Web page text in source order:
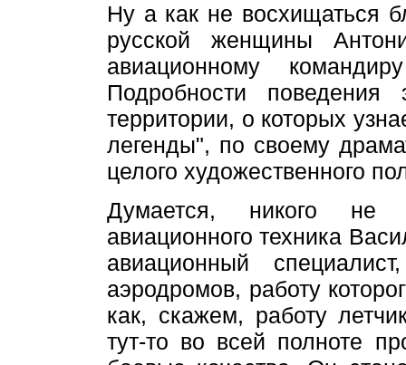
Ну а как не восхищаться
русской женщины
авиационному
Подробности
территории, о которых
легенды", по своему
целого художественного
Думается, никого не
авиационного техника
авиационный
аэродромов, работу
как, скажем, работу
тут-то во всей полноте